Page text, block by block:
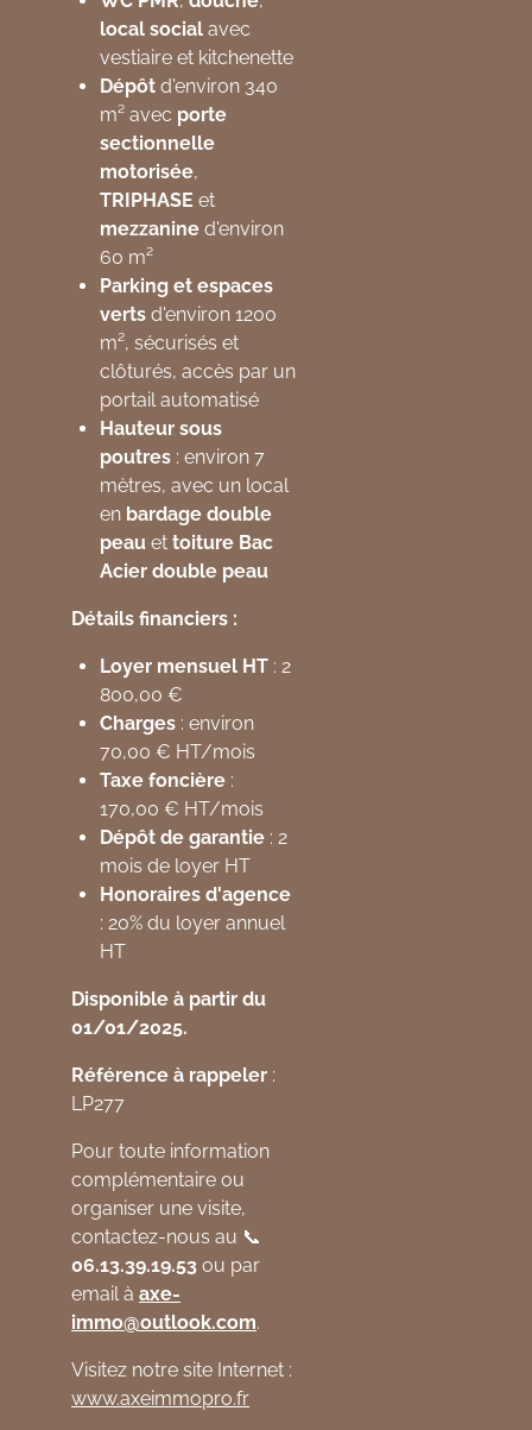
local social avec
vestiaire et kitchenette
Dépôt d'environ 340
m² avec porte
sectionnelle
motorisée,
TRIPHASE et
mezzanine d'environ
60 m²
Parking et espaces
verts d'environ 1200
m², sécurisés et
clôturés, accès par un
portail automatisé
Hauteur sous
poutres : environ 7
mètres, avec un local
en bardage double
peau et toiture Bac
Acier double peau
Détails financiers :
Loyer mensuel HT : 2
800,00 €
Charges : environ
70,00 € HT/mois
Taxe foncière :
170,00 € HT/mois
Dépôt de garantie : 2
mois de loyer HT
Honoraires d'agence
: 20% du loyer annuel
HT
Disponible à partir du
01/01/2025.
Référence à rappeler :
LP277
Pour toute information
complémentaire ou
organiser une visite,
contactez-nous au 📞
06.13.39.19.53 ou par
email à axe-
immo@outlook.com.
Visitez notre site Internet :
www.axeimmopro.fr